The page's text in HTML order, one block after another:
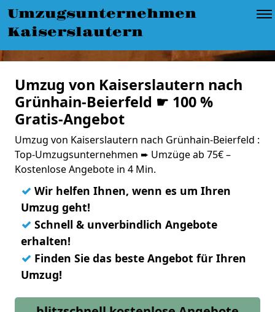
Umzugsunternehmen
Kaiserslautern
Umzug von Kaiserslautern nach
Grünhain-Beierfeld ☛ 100 %
Gratis-Angebot
Umzug von Kaiserslautern nach Grünhain-Beierfeld :
Top-Umzugsunternehmen ➨ Umzüge ab 75€ –
Kostenlose Angebote in 4 Min.
✓ Wir helfen Ihnen, wenn es um Ihren
Umzug geht!
✓ Schnell & unverbindlich Angebote
erhalten!
✓ Finden Sie das beste Angebot für Ihren
Umzug!